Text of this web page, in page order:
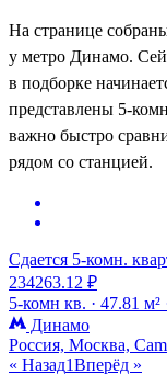
На странице
у метро Динамо.
в подборке
представлены 5-
важно быстро
рядом со станцией.
Сдается 5-комн.
234263.12 ₽
5-комн кв. · 47.81 м²
Динамо
Россия, Москва,
« Назад1Вперёд »